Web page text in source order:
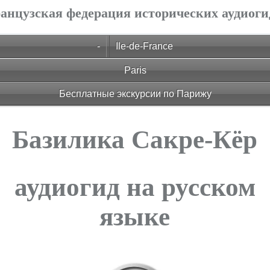
федерация исторических
- Ile-de-France
Paris
Бесплатные экскурсии по Парижу
Базилика Сакре-Кёр
аудиогид на русском
языке